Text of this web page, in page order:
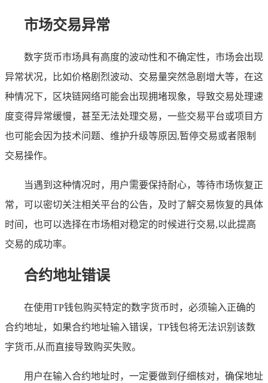
市场交易异常
数字货币市场具有高度的波动性和不确定性，市场会出现
异常状况，比如价格剧烈波动、交易量突然急剧增大等，在这
种情况下，区块链网络可能会出现拥堵现象，导致交易处理速
度变得异常缓慢，甚至无法处理交易，一些交易平台或项目方
也可能会因为技术问题、维护升级等原因,暂停交易或者限制
交易操作。
当遇到这种情况时，用户需要保持耐心，等待市场恢复正
常，可以密切关注相关平台的公告，及时了解交易恢复的具体
时间，也可以选择在市场相对稳定的时候进行交易,以此提高
交易的成功率。
合约地址错误
在使用TP钱包购买特定的数字货币时，必须输入正确的
合约地址，如果合约地址输入错误，TP钱包将无法识别该数
字货币,从而直接导致购买失败。
用户在输入合约地址时，一定要做到仔细核对，确保地址